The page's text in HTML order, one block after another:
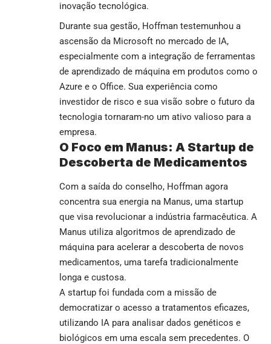
inovação tecnológica.
Durante sua gestão, Hoffman testemunhou a
ascensão da Microsoft no mercado de IA,
especialmente com a integração de ferramentas
de aprendizado de máquina em produtos como o
Azure e o Office. Sua experiência como
investidor de risco e sua visão sobre o futuro da
tecnologia tornaram-no um ativo valioso para a
empresa.
O Foco em Manus: A Startup de
Descoberta de Medicamentos
Com a saída do conselho, Hoffman agora
concentra sua energia na Manus, uma startup
que visa revolucionar a indústria farmacêutica. A
Manus utiliza algoritmos de aprendizado de
máquina para acelerar a descoberta de novos
medicamentos, uma tarefa tradicionalmente
longa e custosa.
A startup foi fundada com a missão de
democratizar o acesso a tratamentos eficazes,
utilizando IA para analisar dados genéticos e
biológicos em uma escala sem precedentes. O